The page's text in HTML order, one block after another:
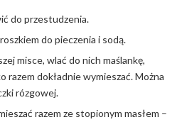
do przestudzenia.
do pieczenia i sodą.
misce, wlać do nich maślankę,
razem dokładnie wymieszać. Można
rózgowej.
razem ze stopionym masłem –